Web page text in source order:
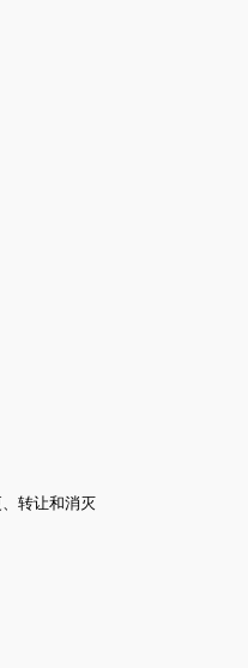
让和消灭